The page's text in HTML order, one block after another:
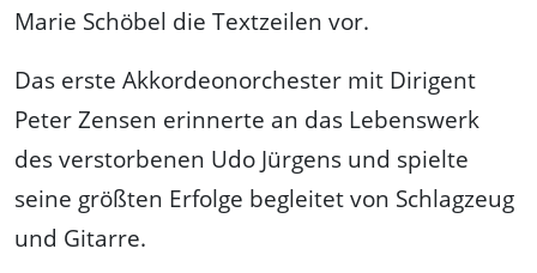
Marie Schöbel die Textzeilen vor.
Das erste Akkordeonorchester mit Dirigent
Peter Zensen erinnerte an das Lebenswerk
des verstorbenen Udo Jürgens und spielte
seine größten Erfolge begleitet von Schlagzeug
und Gitarre.